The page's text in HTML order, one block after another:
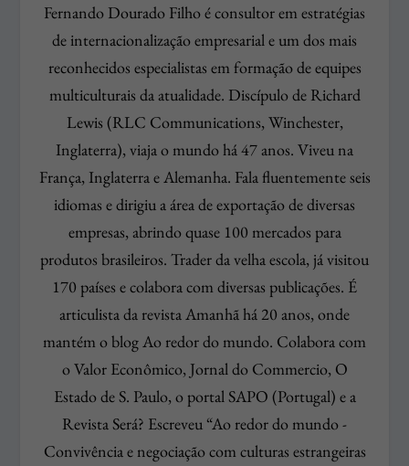
Fernando Dourado Filho é consultor em estratégias
de internacionalização empresarial e um dos mais
reconhecidos especialistas em formação de equipes
multiculturais da atualidade. Discípulo de Richard
Lewis (RLC Communications, Winchester,
Inglaterra), viaja o mundo há 47 anos. Viveu na
França, Inglaterra e Alemanha. Fala fluentemente seis
idiomas e dirigiu a área de exportação de diversas
empresas, abrindo quase 100 mercados para
produtos brasileiros. Trader da velha escola, já visitou
170 países e colabora com diversas publicações. É
articulista da revista Amanhã há 20 anos, onde
mantém o blog Ao redor do mundo. Colabora com
o Valor Econômico, Jornal do Commercio, O
Estado de S. Paulo, o portal SAPO (Portugal) e a
Revista Será? Escreveu “Ao redor do mundo -
Convivência e negociação com culturas estrangeiras